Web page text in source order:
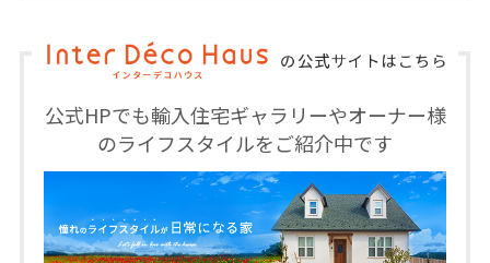
公式HPでも輸入住宅ギャラリーやオーナー様
のライフスタイルをご紹介中です